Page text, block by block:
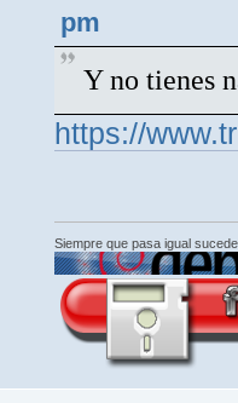
pm
Y no tienes
https://
Siempre que pasa igual